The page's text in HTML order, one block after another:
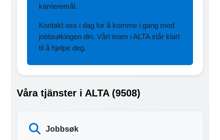
karrieremål.
Kontakt oss i dag for å komme i gang med
jobbsøkingen din. Vårt team i ALTA står klart
til å hjelpe deg.
Våra tjänster i ALTA (9508)
Jobbsøk